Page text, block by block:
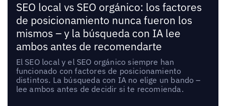
SEO local vs SEO orgánico: los factores
de posicionamiento nunca fueron los
mismos – y la búsqueda con IA lee
ambos antes de recomendarte
El SEO local y el SEO orgánico siempre han
funcionado con factores de posicionamiento
distintos. La búsqueda con IA no elige un bando –
lee ambos antes de decidir si te recomienda.